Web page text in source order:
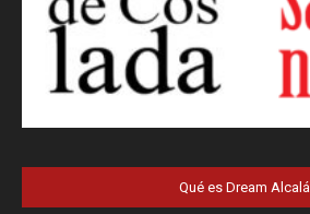
Qué es Dream Alcalá